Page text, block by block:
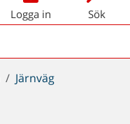
Logga in Sök
Järnväg